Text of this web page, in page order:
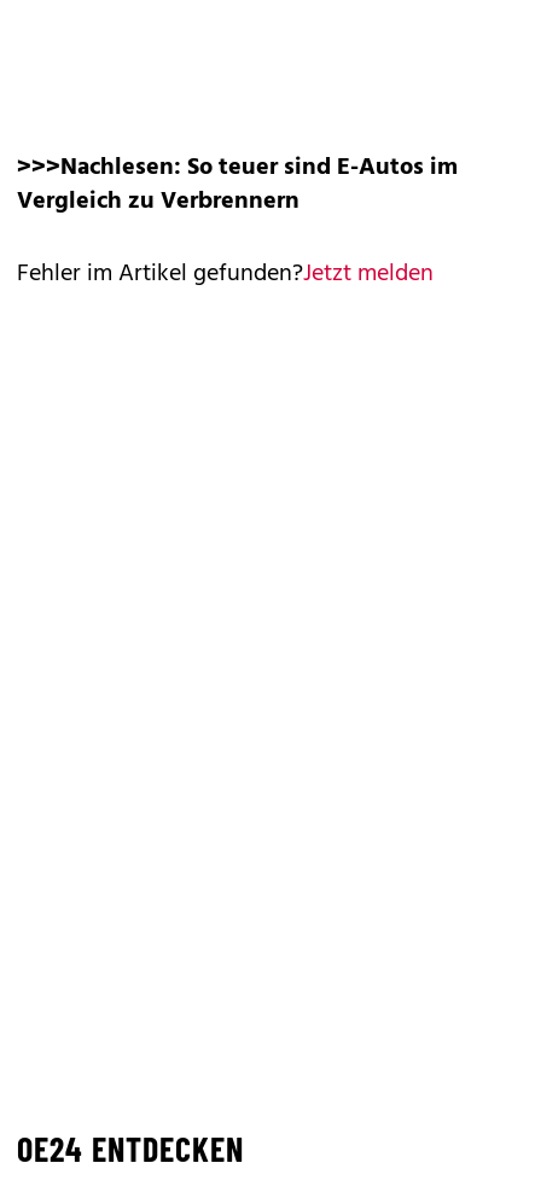
>>>Nachlesen:So teuer sind E-Autos im
Vergleich zu Verbrennern
Fehler im Artikel gefunden?Jetzt melden
OE24 ENTDECKEN